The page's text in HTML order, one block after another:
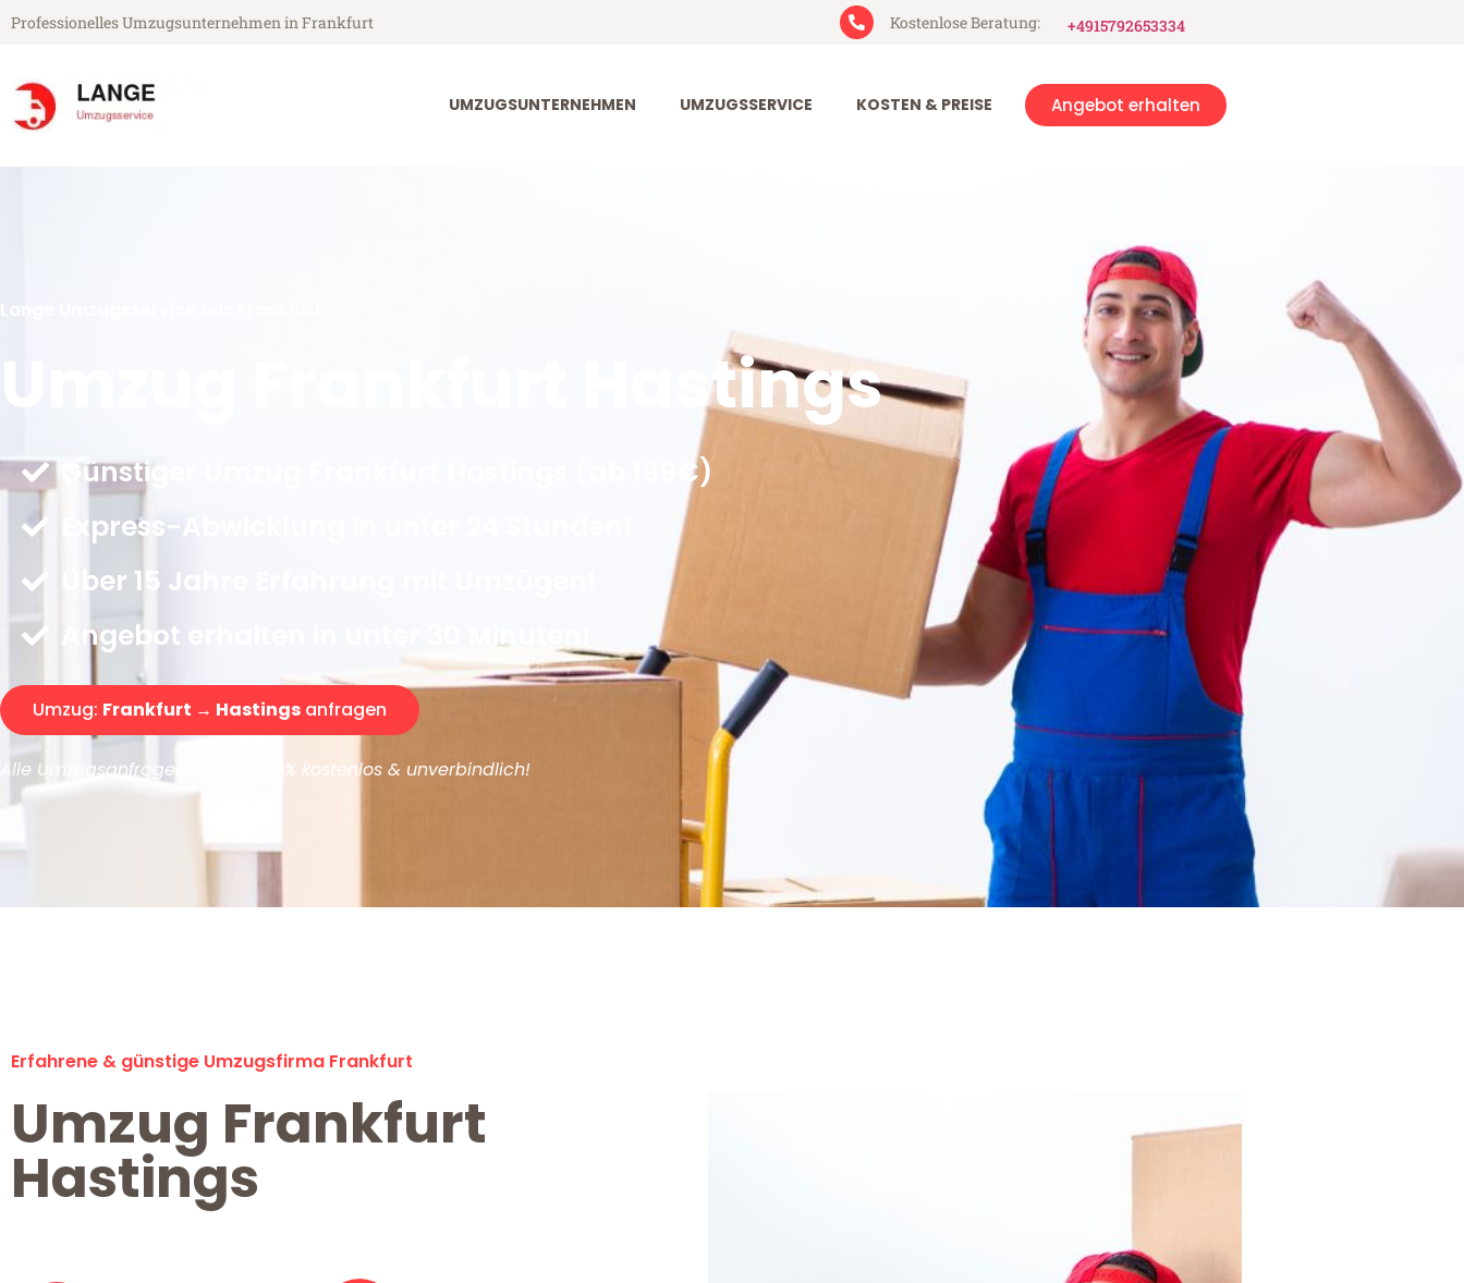
Professionelles Umzugsunternehmen in Frankfurt Kostenlose Beratung: +4915792653334
UMZUGSUNTERNEHMEN UMZUGSSERVICE KOSTEN & PREISE Angebot erhalten
Umzug Frankfurt Hastings
Günstiger Umzug Frankfurt Hastings (ab 199€)
Express-Abwicklung in unter 24 Stunden!
Über 15 Jahre Erfahrung mit Umzügen!
Angebot erhalten in unter 30 Minuten!
Umzug: Frankfurt → Hastings anfragen
Alle Umzugsanfragen sind zu 100% kostenlos & unverbindlich!
Erfahrene & günstige Umzugsfirma Frankfurt
Umzug Frankfurt
Hastings